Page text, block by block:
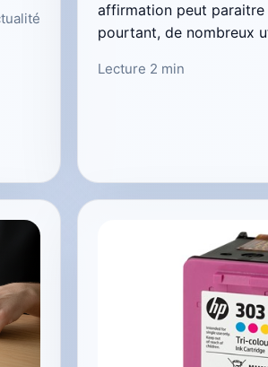
affirmation peut paraitre
pourtant, de nombreux
Lecture 2 min